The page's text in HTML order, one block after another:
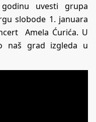
uvesti grupa
slobode 1. januara
Amela Ćurića. U
naš grad izgleda u